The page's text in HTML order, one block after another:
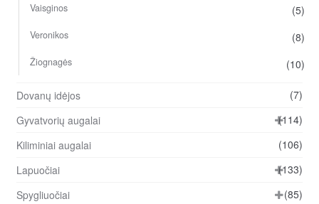
Vaisginos (5)
Veronikos (8)
Žiognagės (10)
Dovanų idėjos
(7)
Gyvatvorių augalai
(114)
Kiliminiai augalai
(106)
Lapuočiai
(133)
Spygliuočiai
(85)